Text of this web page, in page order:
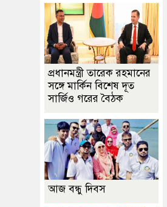
প্রধানমন্ত্রী তারেক রহমানের
সঙ্গে মার্কিন বিশেষ দূত
সার্জিও গরের বৈঠক
আজ বন্ধু দিবস